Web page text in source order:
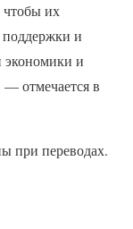
их
поддержки и
экономики и
— отмечается в
при переводах.